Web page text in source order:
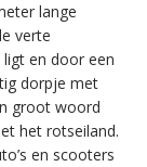
lange
verte
en door een
dorpje met
groot woord
het rotseiland.
en scooters